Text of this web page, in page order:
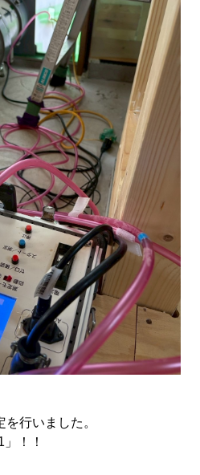
行いました。
！！